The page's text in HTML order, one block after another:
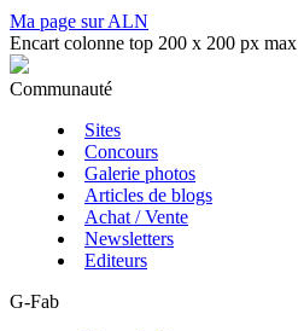
Ma page sur ALN
Encart colonne top 200 x 200 px max
Communauté
Sites
Concours
Galerie photos
Articles de blogs
Achat / Vente
Newsletters
Editeurs
G-Fab